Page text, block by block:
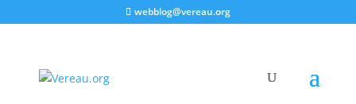
webblog@vereau.org